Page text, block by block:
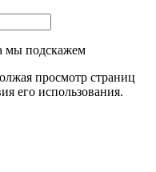
мы подскажем
просмотр страниц
его использования.